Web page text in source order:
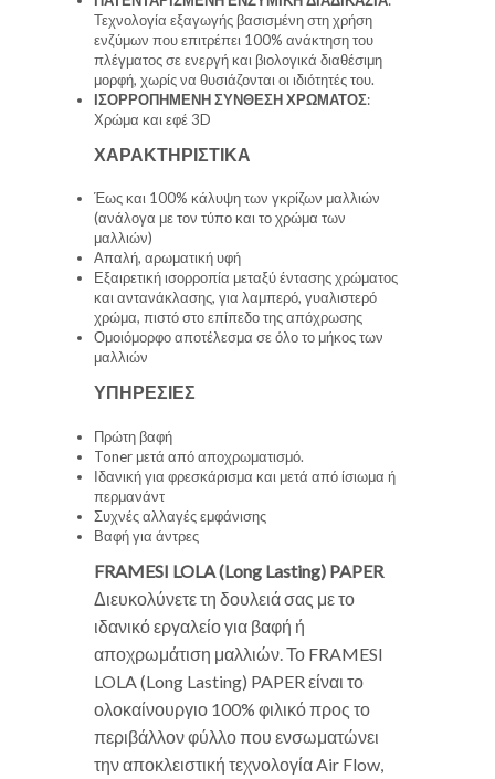
Τεχνολογία εξαγωγής βασισμένη στη χρήση
ενζύμων που επιτρέπει 100% ανάκτηση του
πλέγματος σε ενεργή και βιολογικά διαθέσιμη
μορφή, χωρίς να θυσιάζονται οι ιδιότητές του.
ΙΣΟΡΡΟΠΗΜΕΝΗ ΣΥΝΘΕΣΗ ΧΡΩΜΑΤΟΣ:
Χρώμα και εφέ 3D
ΧΑΡΑΚΤΗΡΙΣΤΙΚΑ
Έως και 100% κάλυψη των γκρίζων μαλλιών
(ανάλογα με τον τύπο και το χρώμα των
μαλλιών)
Απαλή, αρωματική υφή
Εξαιρετική ισορροπία μεταξύ έντασης χρώματος
και αντανάκλασης, για λαμπερό, γυαλιστερό
χρώμα, πιστό στο επίπεδο της απόχρωσης
Ομοιόμορφο αποτέλεσμα σε όλο το μήκος των
μαλλιών
ΥΠΗΡΕΣΙΕΣ
Πρώτη βαφή
Toner μετά από αποχρωματισμό.
Ιδανική για φρεσκάρισμα και μετά από ίσιωμα ή
περμανάντ
Συχνές αλλαγές εμφάνισης
Βαφή για άντρες
FRAMESI LOLA (Long Lasting) PAPER
Διευκολύνετε τη δουλειά σας με το
ιδανικό εργαλείο για βαφή ή
αποχρωμάτιση μαλλιών. Το FRAMESI
LOLA (Long Lasting) PAPER είναι το
ολοκαίνουργιο 100% φιλικό προς το
περιβάλλον φύλλο που ενσωματώνει
την αποκλειστική τεχνολογία Air Flow,